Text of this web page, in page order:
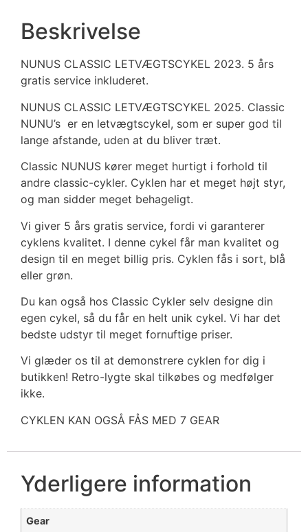
Beskrivelse
NUNUS CLASSIC LETVÆGTSCYKEL 2023. 5 års
gratis service inkluderet.
NUNUS CLASSIC LETVÆGTSCYKEL 2025. Classic
NUNU’s er en letvægtscykel, som er super god til
lange afstande, uden at du bliver træt.
Classic NUNUS kører meget hurtigt i forhold til
andre classic-cykler. Cyklen har et meget højt styr,
og man sidder meget behageligt.
Vi giver 5 års gratis service, fordi vi garanterer
cyklens kvalitet. I denne cykel får man kvalitet og
design til en meget billig pris. Cyklen fås i sort, blå
eller grøn.
Du kan også hos Classic Cykler selv designe din
egen cykel, så du får en helt unik cykel. Vi har det
bedste udstyr til meget fornuftige priser.
Vi glæder os til at demonstrere cyklen for dig i
butikken! Retro-lygte skal tilkøbes og medfølger
ikke.
CYKLEN KAN OGSÅ FÅS MED 7 GEAR
Yderligere information
Gear